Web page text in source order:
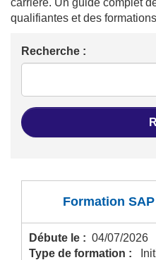
carrière. Un guide complet
qualifiantes et des
Recherche :
Formation
Débute le : 04/07/2026
Type de formation :